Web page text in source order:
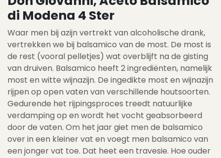
di Modena 4 Ster
Waar men bij azijn vertrekt van alcoholische drank,
vertrekken we bij balsamico van de most. De most is
de rest (vooral pelletjes) wat overblijft na de gisting
van druiven. Balsamico heeft 2 ingrediënten, namelijk
most en witte wijnazijn. De ingedikte most en wijnazijn
rijpen op open vaten van verschillende houtsoorten.
Gedurende het rijpingsproces treedt natuurlijke
verdamping op en wordt het vocht geabsorbeerd
door de vaten. Om het jaar giet men de balsamico
over in een kleiner vat en voegt men balsamico van
een jonger vat toe. Dat heet een travesie. Hoe ouder